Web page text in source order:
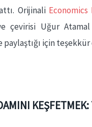
Orijinali
çevirisi Uğur
paylaştığı için